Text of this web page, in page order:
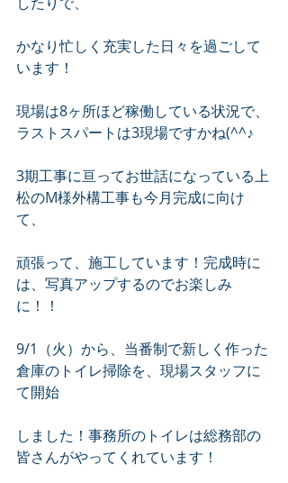
かなり忙しく充実した日々を過ごして
います！
現場は8ヶ所ほど稼働している状況で、
ラストスパートは3現場ですかね(^^♪
3期工事に亘ってお世話になっている上
松のM様外構工事も今月完成に向け
て、
頑張って、施工しています！完成時に
は、写真アップするのでお楽しみ
に！！
9/1（火）から、当番制で新しく作った
倉庫のトイレ掃除を、現場スタッフに
て開始
しました！事務所のトイレは総務部の
皆さんがやってくれています！